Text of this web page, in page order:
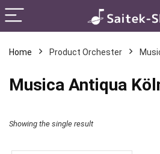
Home Product Orchester
Musica Antiqua
Showing the single result